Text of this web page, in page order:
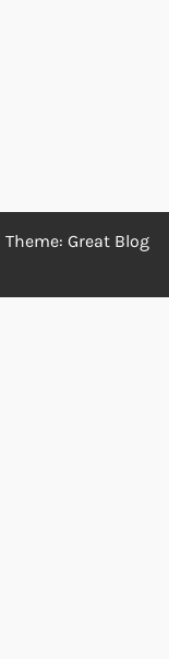
Theme: Great Blog